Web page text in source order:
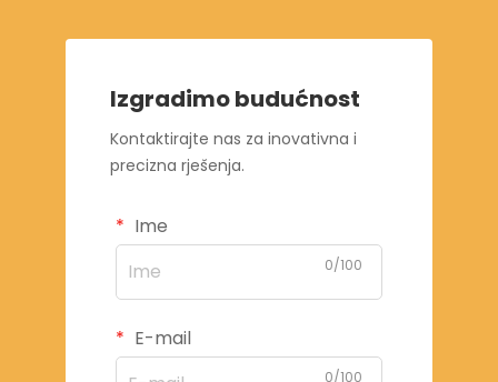
Izgradimo budućnost
Kontaktirajte nas za inovativna i
precizna rješenja.
Ime
0/100
E-mail
0/100